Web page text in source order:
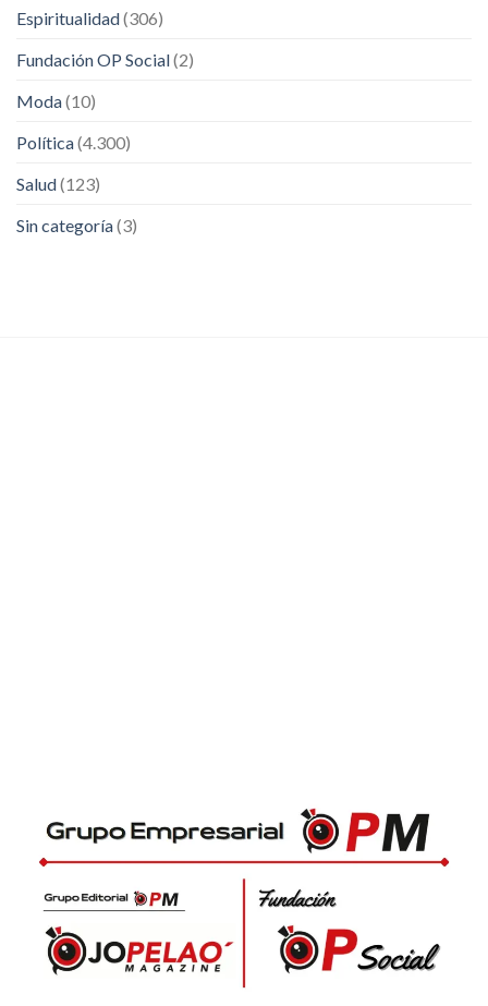
Espiritualidad(306)
Fundación OP Social(2)
Moda(10)
Política(4.300)
Salud(123)
Sin categoría(3)